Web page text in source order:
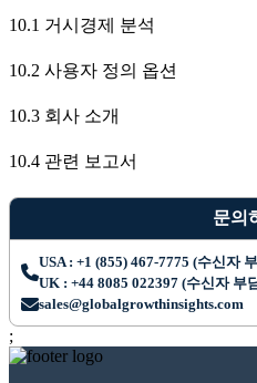
10.1 거시경제 분석
10.2 사용자 정의 옵션
10.3 회사 소개
10.4 관련 보고서
문의
USA : +1 (855) 467-7775 (수신자
UK : +44 8085 022397 (수신자 부
sales@globalgrowthinsights.com
;